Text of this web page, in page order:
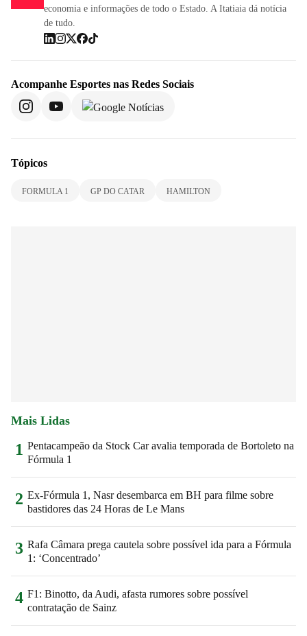
economia e informações de todo o Estado. A Itatiaia dá notícia
de tudo.
Acompanhe Esportes nas Redes Sociais
Tópicos
FORMULA 1 GP DO CATAR HAMILTON
Mais Lidas
1 Pentacampeão da Stock Car avalia temporada de Bortoleto na
Fórmula 1
2 Ex-Fórmula 1, Nasr desembarca em BH para filme sobre
bastidores das 24 Horas de Le Mans
3 Rafa Câmara prega cautela sobre possível ida para a Fórmula
1: ‘Concentrado’
4 F1: Binotto, da Audi, afasta rumores sobre possível
contratação de Sainz